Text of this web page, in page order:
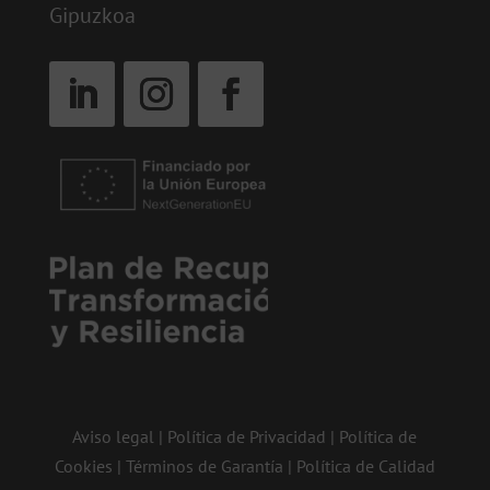
Gipuzkoa
Aviso legal | Política de Privacidad | Política de
Cookies | Términos de Garantía | Política de Calidad